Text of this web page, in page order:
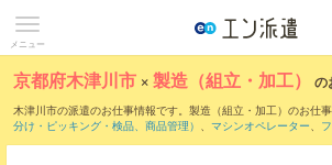
メニュー
京都府木津川市 ×製造（組立・加工） の
木津川市の派遣のお仕事情報です。製造（組立・加工）のお仕事
分け・ピッキング・検品、商品管理） 、 マシンオペレーター、
製造（組立・加工